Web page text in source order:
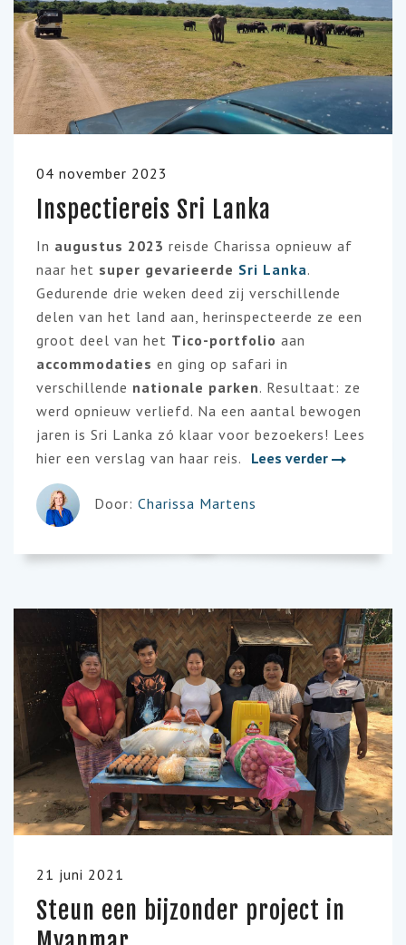
04 november 2023
Inspectiereis Sri Lanka
In augustus 2023 reisde Charissa opnieuw af
naar het super gevarieerde Sri Lanka.
Gedurende drie weken deed zij verschillende
delen van het land aan, herinspecteerde ze een
groot deel van het Tico-portfolio aan
accommodaties en ging op safari in
verschillende nationale parken. Resultaat: ze
werd opnieuw verliefd. Na een aantal bewogen
jaren is Sri Lanka zó klaar voor bezoekers! Lees
hier een verslag van haar reis.
Lees verder
Door: Charissa Martens
21 juni 2021
Steun een bijzonder project in